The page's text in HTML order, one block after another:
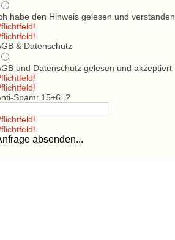
habe den Hinweis gelesen und verstanden
& Datenschutz
und Datenschutz gelesen und akzeptiert
Spam: 15+6=?
absenden...